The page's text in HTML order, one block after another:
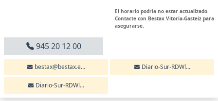
El horario podría no estar actualizado.
Contacte con Bestax Vitoria-Gasteiz para
asegurarse.
945 20 12 00
bestax@bestax.e... Diario-Sur-RDWl...
Diario-Sur-RDWl...